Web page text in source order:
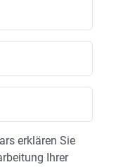
erklären Sie
Ihrer